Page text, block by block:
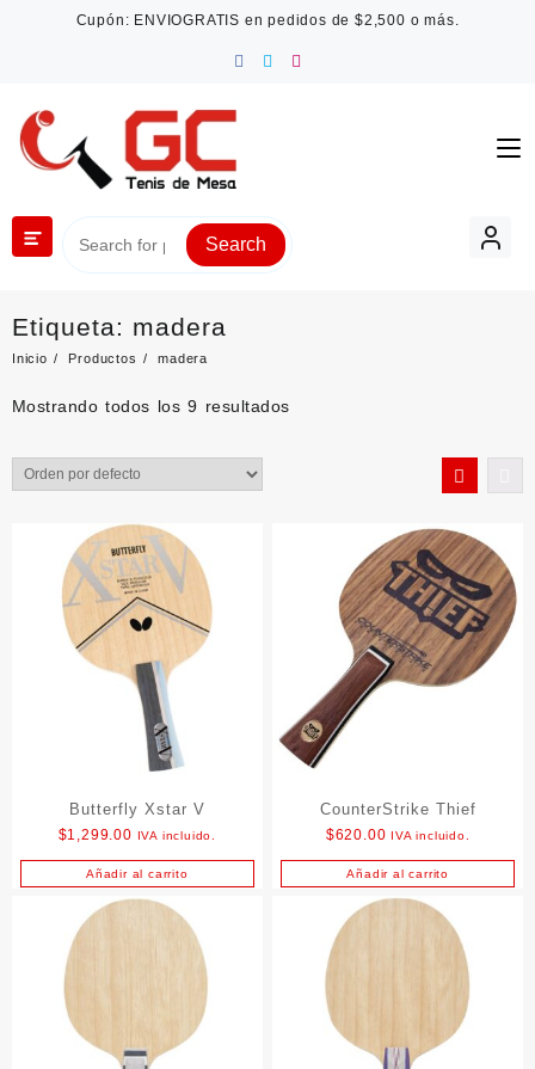
Cupón: ENVIOGRATIS en pedidos de $2,500 o más.
Search
Etiqueta: madera
Inicio Productos madera
Mostrando todos los 9 resultados
Butterfly Xstar V
$1,299.00 IVA incluido.
Añadir al carrito
CounterStrike Thief
$620.00 IVA incluido.
Añadir al carrito